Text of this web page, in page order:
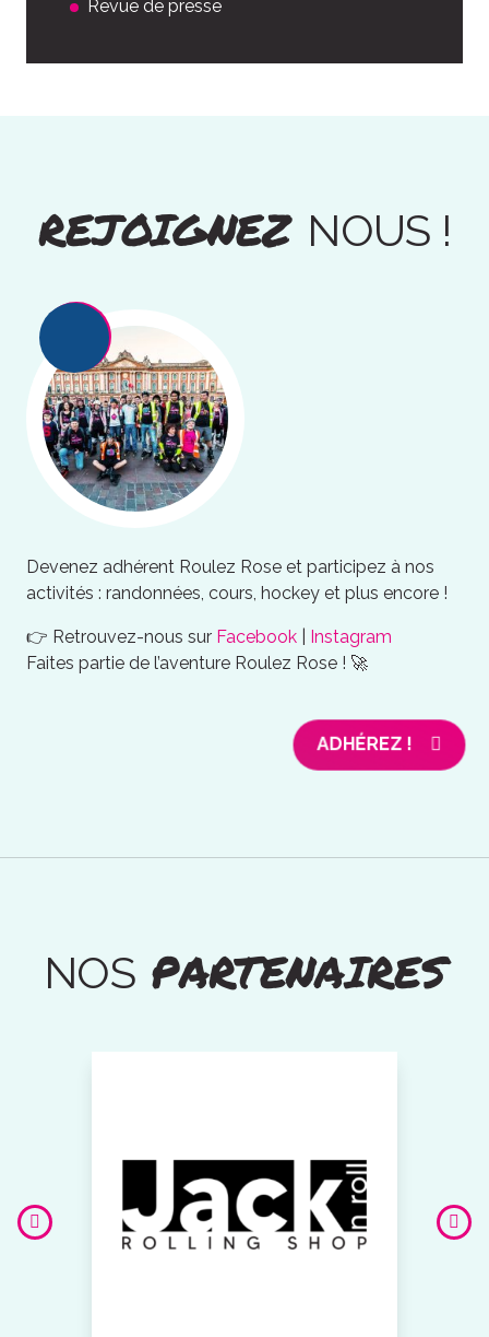
Revue de presse
REJOIGNEZ NOUS !
Devenez adhérent Roulez Rose et participez à nos
activités : randonnées, cours, hockey et plus encore !
👉 Retrouvez-nous sur Facebook
Instagram
Faites partie de l’aventure Roulez Rose ! 🚀
ADHÉREZ !
NOSPARTENAIRES